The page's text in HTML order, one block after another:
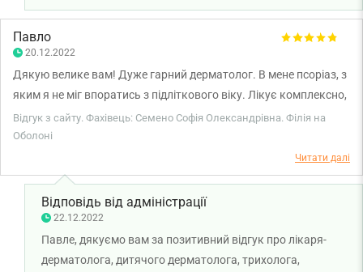
міцного здоров'я.
Павло
20.12.2022
Дякую велике вам! Дуже гарний дерматолог. В мене псоріаз, з
яким я не міг впоратись з підліткового віку. Лікує комплексно,
ліки шукала при мені, вибираючи найвигідніші позиції не для
аптеки, а для мене (і мого гаманця). За два тижні лікування
Відгук з сайту. Фахівець: Семено Софія Олександрівна. Філія на
Оболоні
Читати далі
Відповідь від адміністрації
22.12.2022
Павле, дякуємо вам за позитивний відгук про лікаря-
дерматолога, дитячого дерматолога, трихолога,